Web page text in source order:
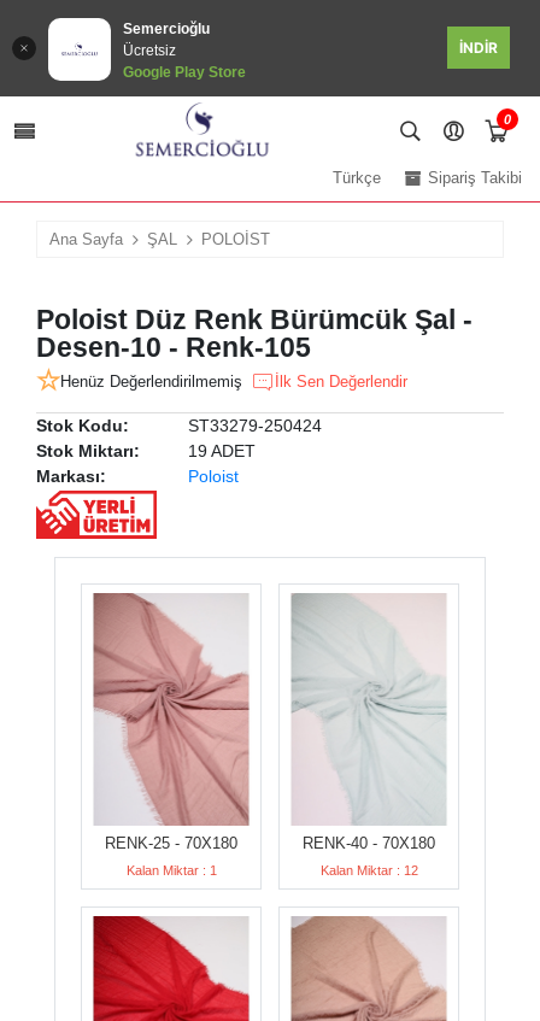
Semercioğlu
Ücretsiz
Google Play Store
İNDİR
0
Sipariş Takibi
Türkçe
Ana Sayfa ŞAL POLOİST
Poloist Düz Renk Bürümcük Şal -
Desen-10 - Renk-105
Henüz Değerlendirilmemiş İlk Sen Değerlendir
Stok Kodu:
ST33279-250424
Stok Miktarı:
19 ADET
Markası:
Poloist
RENK-25 - 70X180
Kalan Miktar : 1
RENK-40 - 70X180
Kalan Miktar : 12